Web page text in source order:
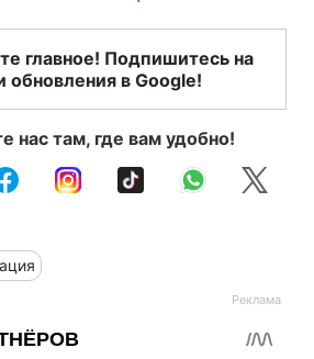
главное! Подпишитесь на
обновления в Google!
нас там, где вам удобно!